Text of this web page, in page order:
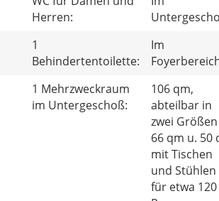
Herren:
1
Behindertentoilette:
Im
1 Mehrzweckraum
im Untergeschoß:
106 qm,
abteilbar in
zwei
66 qm u. 50
mit Tischen
und Stühlen
für etwa 120